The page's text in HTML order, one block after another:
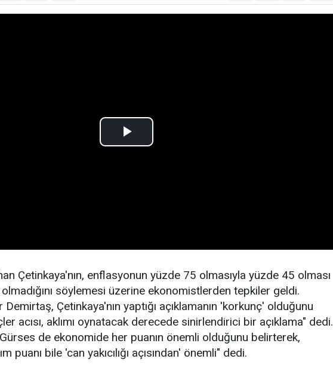
Çetinkaya'nın, enflasyonun yüzde 75 olmasıyla yüzde 45 olması
söylemesi üzerine ekonomistlerden tepkiler geldi.
Çetinkaya'nın yaptığı açıklamanın 'korkunç' olduğunu
acısı, aklımı oynatacak derecede sinirlendirici bir açıklama" dedi.
de ekonomide her puanın önemli olduğunu belirterek,
puanı bile 'can yakıcılığı açısından' önemli" dedi.